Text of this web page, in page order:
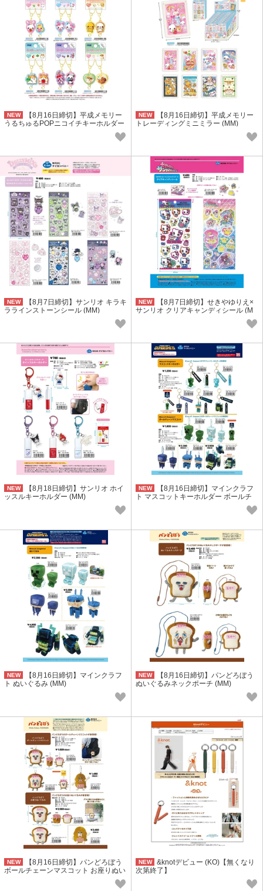
NEW
【8月16日締切】平成メモリー
うるちゅるPOPニコイチキーホルダー
NEW
【8月16日締切】平成メモリー
トレーディングミニミラー (MM)
NEW
【8月7日締切】サンリオ キラキ
ララインストーンシール (MM)
NEW
【8月7日締切】せきやゆりえ×
サンリオ クリアキャンディシール (M
NEW
【8月18日締切】サンリオ ホイ
ッスルキーホルダー (MM)
NEW
【8月16日締切】マインクラフ
ト マスコットキーホルダー ボールチ
NEW
【8月16日締切】マインクラフ
ト ぬいぐるみ (MM)
NEW
【8月16日締切】パンどろぼう
ぬいぐるみネックポーチ (MM)
NEW
【8月16日締切】パンどろぼう
ボールチェーンマスコット お座りぬい
NEW
&knotデビュー (KO)【無くなり
次第終了】